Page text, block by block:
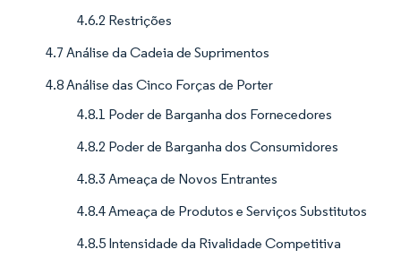
4.6.2 Restrições
4.7 Análise da Cadeia de Suprimentos
4.8 Análise das Cinco Forças de Porter
4.8.1 Poder de Barganha dos Fornecedores
4.8.2 Poder de Barganha dos Consumidores
4.8.3 Ameaça de Novos Entrantes
4.8.4 Ameaça de Produtos e Serviços Substitutos
4.8.5 Intensidade da Rivalidade Competitiva